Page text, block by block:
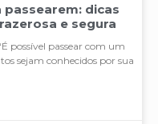
dicas
e segura
possível passear com um
sejam conhecidos por sua